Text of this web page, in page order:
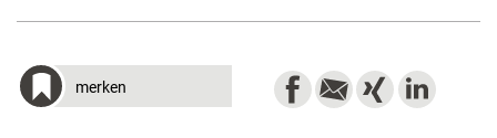
merken